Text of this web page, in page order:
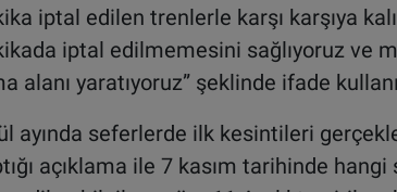
iptal edilen trenlerle karşı karşıya
iptal edilmemesini sağlıyoruz ve
alanı yaratıyoruz” şeklinde ifade
ayında seferlerde ilk kesintileri
açıklama ile 7 kasım tarihinde